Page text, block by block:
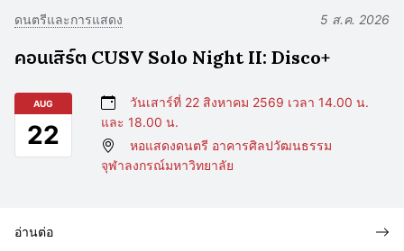
ดนตรีและการแสดง 5 ส.ค. 2026
คอนเสิร์ต CUSV Solo Night II: Disco+
AUG
22
วันเสาร์ที่ 22 สิงหาคม 2569 เวลา 14.00 น.
และ 18.00 น.
หอแสดงดนตรี อาคารศิลปวัฒนธรรม
จุฬาลงกรณ์มหาวิทยาลัย
อ่านต่อ